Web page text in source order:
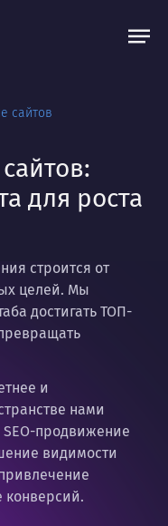
сайтов
для роста
строится от
целей. Мы
достигать ТОП-
и
нами
SEO-продвижение
видимости
конверсий.